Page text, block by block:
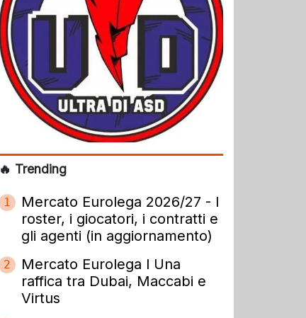
🔥 Trending
1
Mercato Eurolega 2026/27 - I
roster, i giocatori, i contratti e
gli agenti (in aggiornamento)
2
Mercato Eurolega l Una
raffica tra Dubai, Maccabi e
Virtus